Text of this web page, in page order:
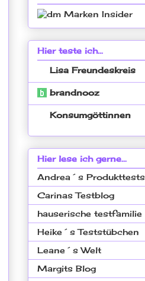
Hier teste ich...
Lisa Freundeskreis
brandnooz
Konsumgöttinnen
Hier lese ich gerne...
Andrea´s Produkttests
Carinas Testblog
hauserische testfamilie
Heike´s Teststübchen
Leane´s Welt
Margits Blog